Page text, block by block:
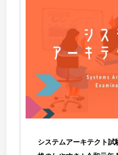
システムアーキテクト試